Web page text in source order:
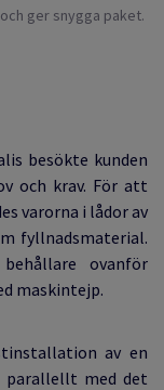
ger snygga paket.
besökte kunden
och krav. För att
varorna i lådor av
fyllnadsmaterial.
ovanför
maskintejp.
av en
parallellt med det